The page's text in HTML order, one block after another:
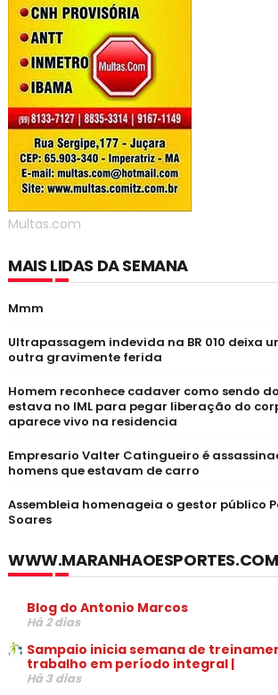
Multas.com
MAIS LIDAS DA SEMANA
Mmm
Ultrapassagem indevida na BR 010 deixa
outra gravimente ferida
Homem reconhece cadaver como sendo
estava no IML para pegar liberação do
aparece vivo na residencia
Empresario Valter Catingueiro é
homens que estavam de carro
Assembleia homenageia o gestor público
Soares
WWW.MARANHAOESPORTES.COM
Blog do Antonio Marcos
Há 2 dias
Sampaio inicia semana de
trabalho em período integral |
Há 3 dias